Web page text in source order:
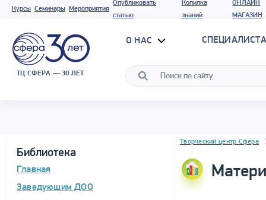
Курсы Семинары Мероприятия
Опубликовать
статью
Копилка
знаний
ОНЛАЙН
МАГАЗИН
ТЦ СФЕРА — 30 ЛЕТ
О НАС
Библиотека
Главная
Заведующим ДОО
Блок новостей
Творческий центр Сфера